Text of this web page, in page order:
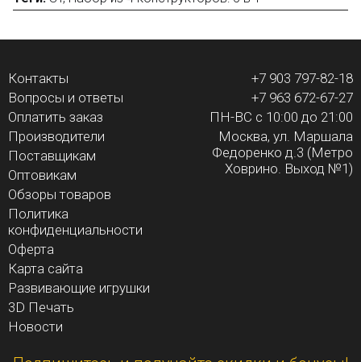
Вопрос–ответ
Контакты
Вопросы и ответы
Оплатить заказ
Производители
Поставщикам
Оптовикам
Обзоры товаров
Политика
конфиденциальности
Оферта
Карта сайта
Развивающие игрушки
3D Печать
Новости
+7 903 797-82-18
+7 963 672-67-27
ПН-ВС с 10:00 до 21:00
Москва, ул. Маршала
Федоренко д.3 (Метро
Ховрино. Выход №1)